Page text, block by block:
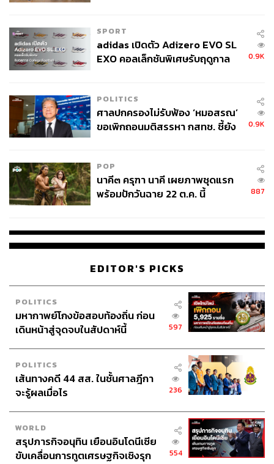
SPORT
adidas เปิดตัว Adizero EVO SL
EXO คอลเล็กชันพิเศษรับฤดูกาล
0.9K
POLITICS
ศาลปกครองไม่รับฟ้อง ‘หมอสรณ’
ขอเพิกถอนมติสรรหา กสทช. ชี้ยัง
0.9K
POP
นาคี๓ ครุฑา นาคี เผยภาพชุดแรก
พร้อมปักวันฉาย 22 ต.ค. นี้
887
EDITOR'S PICKS
POLITICS
มหากาพย์โกงข้อสอบท้องถิ่น ก่อน
เดินหน้าสู่จุดจบในสัปดาห์นี้
597
POLITICS
เส้นทางคดี 44 สส. ในชั้นศาลฎีกา
จะรู้ผลเมื่อไร
236
WORLD
สรุปภารกิจอนุทิน เยือนอินโดนีเซีย
ขับเคลื่อนการทูตเศรษฐกิจเชิงรุก
554